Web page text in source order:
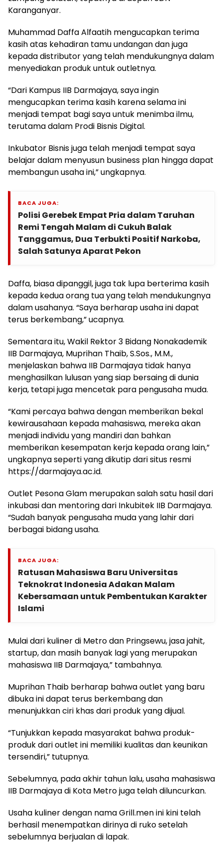
Karanganyar.
Muhammad Daffa Alfaatih mengucapkan terima
kasih atas kehadiran tamu undangan dan juga
kepada distributor yang telah mendukungnya dalam
menyediakan produk untuk outletnya.
“Dari Kampus IIB Darmajaya, saya ingin
mengucapkan terima kasih karena selama ini
menjadi tempat bagi saya untuk menimba ilmu,
terutama dalam Prodi Bisnis Digital.
Inkubator Bisnis juga telah menjadi tempat saya
belajar dalam menyusun business plan hingga dapat
membangun usaha ini,” ungkapnya.
BACA JUGA:
Polisi Gerebek Empat Pria dalam Taruhan
Remi Tengah Malam di Cukuh Balak
Tanggamus, Dua Terbukti Positif Narkoba,
Salah Satunya Aparat Pekon
Daffa, biasa dipanggil, juga tak lupa berterima kasih
kepada kedua orang tua yang telah mendukungnya
dalam usahanya. “Saya berharap usaha ini dapat
terus berkembang,” ucapnya.
Sementara itu, Wakil Rektor 3 Bidang Nonakademik
IIB Darmajaya, Muprihan Thaib, S.Sos., M.M.,
menjelaskan bahwa IIB Darmajaya tidak hanya
menghasilkan lulusan yang siap bersaing di dunia
kerja, tetapi juga mencetak para pengusaha muda.
“Kami percaya bahwa dengan memberikan bekal
kewirausahaan kepada mahasiswa, mereka akan
menjadi individu yang mandiri dan bahkan
memberikan kesempatan kerja kepada orang lain,”
ungkapnya seperti yang dikutip dari situs resmi
https://darmajaya.ac.id.
Outlet Pesona Glam merupakan salah satu hasil dari
inkubasi dan mentoring dari Inkubitek IIB Darmajaya.
“Sudah banyak pengusaha muda yang lahir dari
berbagai bidang usaha.
BACA JUGA:
Ratusan Mahasiswa Baru Universitas
Teknokrat Indonesia Adakan Malam
Kebersamaan untuk Pembentukan Karakter
Islami
Mulai dari kuliner di Metro dan Pringsewu, jasa jahit,
startup, dan masih banyak lagi yang merupakan
mahasiswa IIB Darmajaya,” tambahnya.
Muprihan Thaib berharap bahwa outlet yang baru
dibuka ini dapat terus berkembang dan
menunjukkan ciri khas dari produk yang dijual.
“Tunjukkan kepada masyarakat bahwa produk-
produk dari outlet ini memiliki kualitas dan keunikan
tersendiri,” tutupnya.
Sebelumnya, pada akhir tahun lalu, usaha mahasiswa
IIB Darmajaya di Kota Metro juga telah diluncurkan.
Usaha kuliner dengan nama Grill.men ini kini telah
berhasil menempatkan dirinya di ruko setelah
sebelumnya berjualan di lapak.